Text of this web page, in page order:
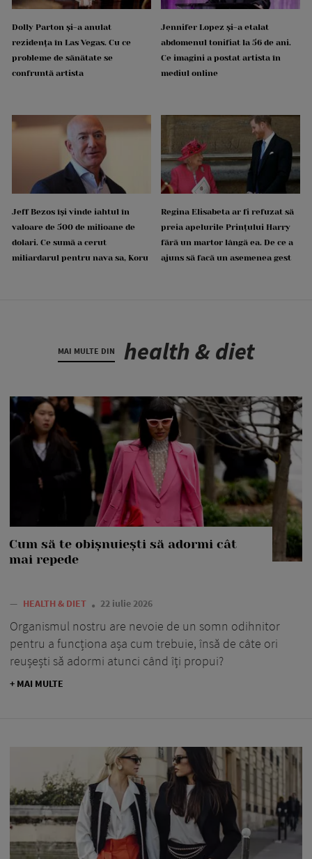
Dolly Parton și-a anulat
rezidența în Las Vegas. Cu ce
probleme de sănătate se
confruntă artista
Jennifer Lopez și-a etalat
abdomenul tonifiat la 56 de ani.
Ce imagini a postat artista în
mediul online
Jeff Bezos își vinde iahtul în
valoare de 500 de milioane de
dolari. Ce sumă a cerut
miliardarul pentru nava sa, Koru
Regina Elisabeta ar fi refuzat să
preia apelurile Prințului Harry
fără un martor lângă ea. De ce a
ajuns să facă un asemenea gest
MAI MULTE DIN health & diet
Cum să te obișnuiești să adormi cât
mai repede
— HEALTH & DIET 22 iulie 2026
Organismul nostru are nevoie de un somn odihnitor
pentru a funcționa așa cum trebuie, însă de câte ori
reușești să adormi atunci când îți propui?
+ MAI MULTE